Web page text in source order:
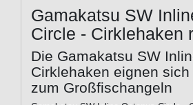
Gamakatsu SW
Circle - Cirklehaken
Die Gamakatsu SW
Cirklehaken eignen
zum Großfischangeln